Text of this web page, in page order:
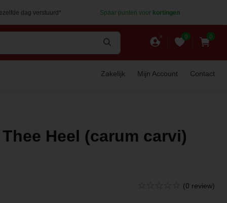
dag verstuurd* Spaar punten voor kortingen
0 0
Zakelijk Mijn Account Contact
Heel (carum carvi)
(0 review)